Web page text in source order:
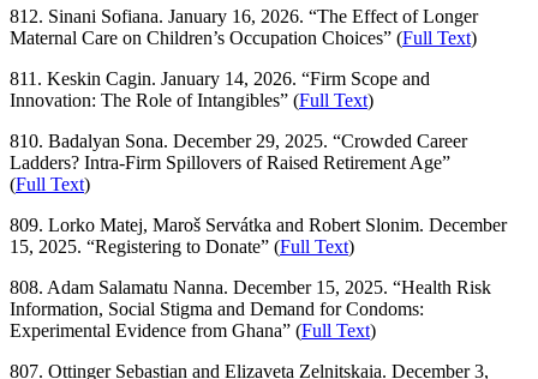
812. Sinani Sofiana. January 16, 2026. “The Effect of Longer
Maternal Care on Children’s Occupation Choices” (Full Text)
811. Keskin Cagin. January 14, 2026. “Firm Scope and
Innovation: The Role of Intangibles” (Full Text)
810. Badalyan Sona. December 29, 2025. “Crowded Career
Ladders? Intra-Firm Spillovers of Raised Retirement Age”
(Full Text)
809. Lorko Matej, Maroš Servátka and Robert Slonim. December
15, 2025. “Registering to Donate” (Full Text)
808. Adam Salamatu Nanna. December 15, 2025. “Health Risk
Information, Social Stigma and Demand for Condoms:
Experimental Evidence from Ghana” (Full Text)
807. Ottinger Sebastian and Elizaveta Zelnitskaia. December 3,